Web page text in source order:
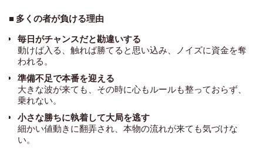
■ 多くの者が負ける理由
毎日がチャンスだと勘違いする
動けば入る、触れば勝てると思い込み、ノイズに資金を奪
われる。
準備不足で本番を迎える
大きな波が来ても、その時に心もルールも整っておらず、
乗れない。
小さな勝ちに執着して大局を逃す
細かい値動きに翻弄され、本物の流れが来ても気づけな
い。